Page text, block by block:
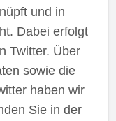
und in
Dabei erfolgt
Twitter. Über
sowie die
haben wir
Sie in der